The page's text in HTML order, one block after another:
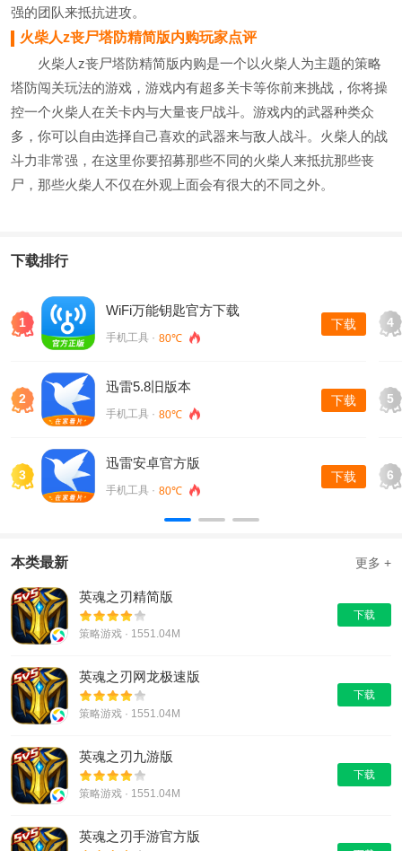
强的团队来抵抗进攻。
火柴人z丧尸塔防精简版内购玩家点评
火柴人z丧尸塔防精简版内购是一个以火柴人为主题的策略
塔防闯关玩法的游戏，游戏内有超多关卡等你前来挑战，你将操
控一个火柴人在关卡内与大量丧尸战斗。游戏内的武器种类众
多，你可以自由选择自己喜欢的武器来与敌人战斗。火柴人的战
斗力非常强，在这里你要招募那些不同的火柴人来抵抗那些丧
尸，那些火柴人不仅在外观上面会有很大的不同之外。
下载排行
1
WiFi万能钥匙官方下载
手机工具 · 80℃
下载
2
迅雷5.8旧版本
手机工具 · 80℃
下载
3
迅雷安卓官方版
手机工具 · 80℃
下载
4
5
6
本类最新 更多 +
英魂之刃精简版
策略游戏 · 1551.04M
下载
英魂之刃网龙极速版
策略游戏 · 1551.04M
下载
英魂之刃九游版
策略游戏 · 1551.04M
下载
英魂之刃手游官方版